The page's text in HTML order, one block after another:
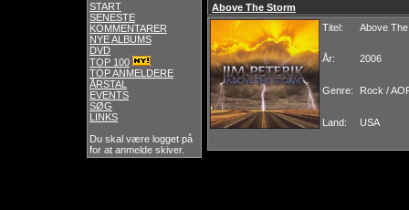
START
SENESTE
KOMMENTARER
NYE ALBUMS
DVD
TOP 100
TOP ANMELDERE
ÅRSTAL
EVENTS
SØG
LINKS
Du skal være logget på
for at anmelde skiver.
Above The Storm
Titel:
Above
År: 2006
Genre: Rock /
Land: USA